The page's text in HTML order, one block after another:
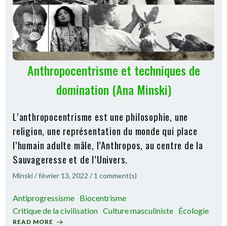
Anthropocentrisme et techniques de
domination (Ana Minski)
L’anthropocentrisme est une philosophie, une
religion, une représentation du monde qui place
l’humain adulte mâle, l’Anthropos, au centre de la
Sauvageresse et de l’Univers.
Minski/février 13, 2022 / 1 comment(s)
Antiprogressisme Biocentrisme
Critique de la civilisation Culture masculiniste Écologie
READ MORE